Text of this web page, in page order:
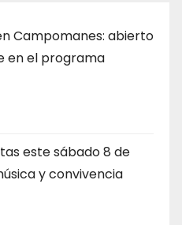
Campomanes: abierto
en el programa
este sábado 8 de
y convivencia